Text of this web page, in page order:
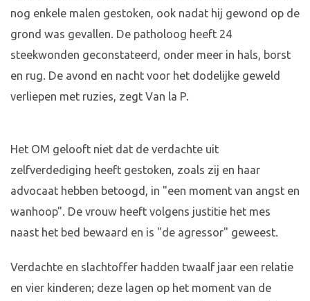
nog enkele malen gestoken, ook nadat hij gewond op de
grond was gevallen. De patholoog heeft 24
steekwonden geconstateerd, onder meer in hals, borst
en rug. De avond en nacht voor het dodelijke geweld
verliepen met ruzies, zegt Van la P.
Het OM gelooft niet dat de verdachte uit
zelfverdediging heeft gestoken, zoals zij en haar
advocaat hebben betoogd, in "een moment van angst en
wanhoop". De vrouw heeft volgens justitie het mes
naast het bed bewaard en is "de agressor" geweest.
Verdachte en slachtoffer hadden twaalf jaar een relatie
en vier kinderen; deze lagen op het moment van de